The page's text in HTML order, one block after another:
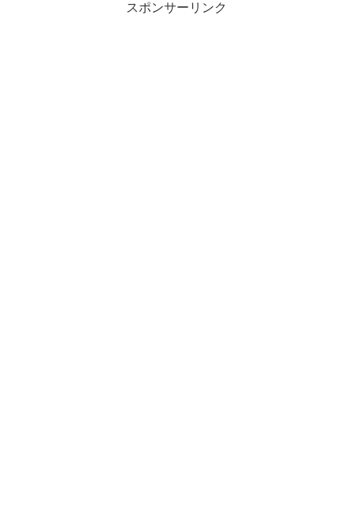
スポンサーリンク